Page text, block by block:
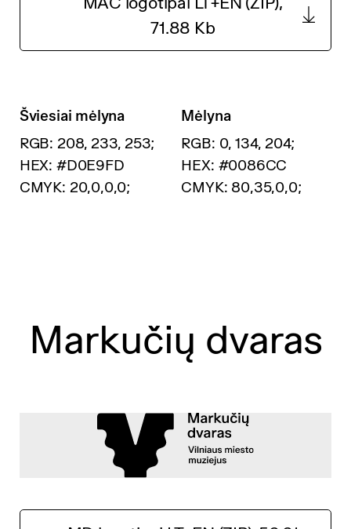
71.88 Kb
Šviesiai mėlyna
RGB: 208, 233, 253;
HEX: #D0E9FD
CMYK: 20,0,0,0;
Mėlyna
RGB: 0, 134, 204;
HEX: #0086CC
CMYK: 80,35,0,0;
Markučių dvaras